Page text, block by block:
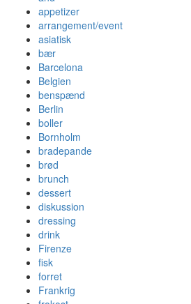
appetizer
arrangement/event
asiatisk
bær
Barcelona
Belgien
benspænd
Berlin
boller
Bornholm
bradepande
brød
brunch
dessert
diskussion
dressing
drink
Firenze
fisk
forret
Frankrig